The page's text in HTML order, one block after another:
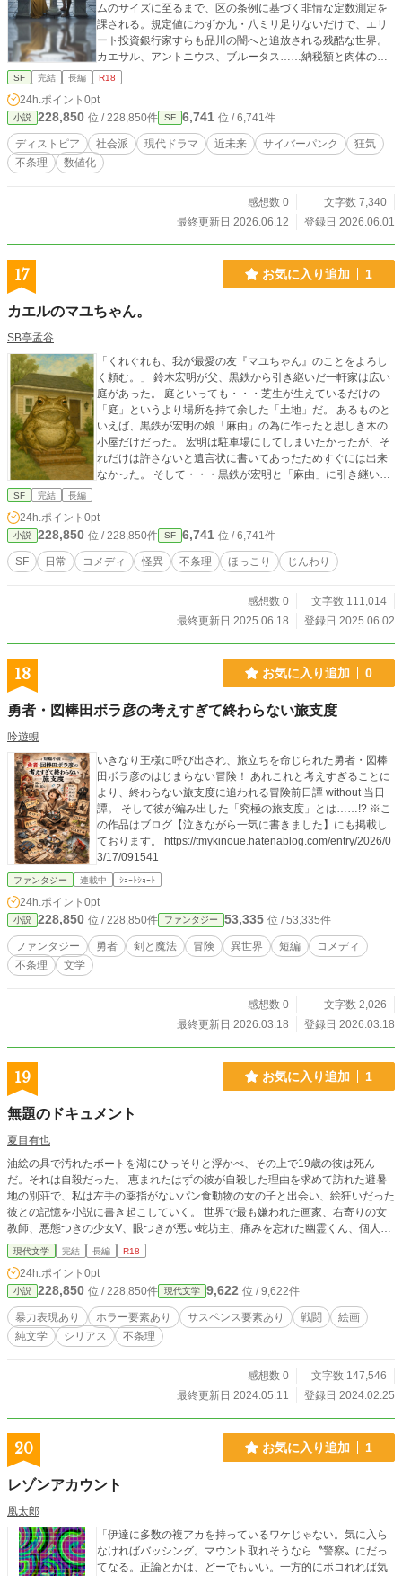
ムのサイズに至るまで、区の条例に基づく非情な定数測定を
課される。規定値にわずか九・八ミリ足りないだけで、エリ
ート投資銀行家すらも品川の闇へと追放される残酷な世界。
カエサル、アントニウス、ブルータス……納税額と肉体の等
価交換によって階層が確定するこの港で、一級の彫刻として
くせにそんなに饒舌だと、中身が空洞なんじゃないかって疑
っちゃうわ」一ミリの膨張すら許されないディストピアの中
で、男たちが肉体を賭けて繰り広げる、身体の資産化（マネ
タイズ）ゲームが今、開幕する。
SF 完結 長編 R18
24h.ポイント 0pt
小説 228,850 位 / 228,850件 SF 6,741 位 / 6,741件
ディストピア 社会派 現代ドラマ 近未来 サイバーパンク
狂気
不条理
数値化
感想数 0
文字数 7,340
最終更新日 2026.06.12
登録日 2026.06.01
17 お気に入り追加 1
カエルのマユちゃん。
SB亭孟谷
「くれぐれも、我が最愛の友『マユちゃん』のことをよろし
く頼む。」 鈴木宏明が父、黒鉄から引き継いだ一軒家は広い
庭があった。 庭といっても・・・芝生が生えているだけの
「庭」というより場所を持て余した「土地」だ。 あるものと
いえば、黒鉄が宏明の娘「麻由」の為に作ったと思しき木の
小屋だけだった。 宏明は駐車場にしてしまいたかったが、そ
れだけは許さないと遺言状に書いてあったためすぐには出来
なかった。 そして・・・黒鉄が宏明と「麻由」に引き継いだ
SF 完結 長編
24h.ポイント 0pt
小説 228,850 位 / 228,850件 SF 6,741 位 / 6,741件
SF 日常 コメディ 怪異 不条理 ほっこり じんわり
感想数 0
文字数 111,014
最終更新日 2025.06.18
登録日 2025.06.02
18 お気に入り追加 0
勇者・図棒田ボラ彦の考えすぎて終わらない旅支度
吟遊蜆
いきなり王様に呼び出され、旅立ちを命じられた勇者・図棒
田ボラ彦のはじまらない冒険！ あれこれと考えすぎることに
より、終わらない旅支度に追われる冒険前日譚 without 当日
譚。 そして彼が編み出した「究極の旅支度」とは……!? ※こ
の作品はブログ【泣きながら一気に書きました】にも掲載し
ております。 https://tmykinoue.hatenablog.com/entry/2026/0
3/17/091541
ファンタジー 連載中 ｼｮｰﾄｼｮｰﾄ
24h.ポイント 0pt
小説 228,850 位 / 228,850件 ファンタジー 53,335 位 / 53,335件
ファンタジー 勇者 剣と魔法 冒険 異世界 短編
コメディ
不条理
文学
感想数 0
文字数 2,026
最終更新日 2026.03.18
登録日 2026.03.18
19 お気に入り追加 1
無題のドキュメント
夏目有也
油絵の具で汚れたボートを湖にひっそりと浮かべ、その上で19歳の彼は死ん
だ。それは自殺だった。 恵まれたはずの彼が自殺した理由を求めて訪れた避暑
地の別荘で、私は左手の薬指がないパン食動物の女の子と出会い、絵狂いだった
彼との記憶を小説に書き起こしていく。 世界で最も嫌われた画家、右寄りの女
教師、悪態つきの少女V、眼つきが悪い蛇坊主、痛みを忘れた幽霊くん、個人売
春のワンコインばばぁ、片想いする焼肉屋の乙女、堅物の本官くん、盲目の天才
画家、そして芸術の悪魔。そんな奴らと彼は戦う。 ※暴力表現や性描写が含ま
れるため、苦手な方はご注意ください。
現代文学 完結 長編 R18
24h.ポイント 0pt
小説 228,850 位 / 228,850件 現代文学 9,622 位 / 9,622件
暴力表現あり ホラー要素あり サスペンス要素あり 戦闘
絵画
純文学
シリアス 不条理
感想数 0
文字数 147,546
最終更新日 2024.05.11
登録日 2024.02.25
20 お気に入り追加 1
レゾンアカウント
凰太郎
「伊達に多数の複アカを持っているワケじゃない。気に入ら
なければバッシング。マウント取れそうなら〝警察〟にだっ
てなる。正論とかは、どーでもいい。一方的にボコれれば気